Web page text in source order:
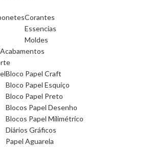
Corantes
Essencias
Moldes
Bloco Papel Craft
Bloco Papel Esquiço
Bloco Papel Preto
Blocos Papel Desenho
Blocos Papel Milimétrico
Diários Gráficos
Papel Aguarela